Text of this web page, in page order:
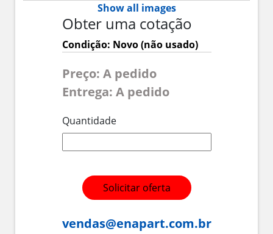
Show all images
Obter uma cotação
Condição: Novo (não usado)
Preço: A pedido
Entrega: A pedido
Quantidade
Solicitar oferta
vendas@enapart.com.br